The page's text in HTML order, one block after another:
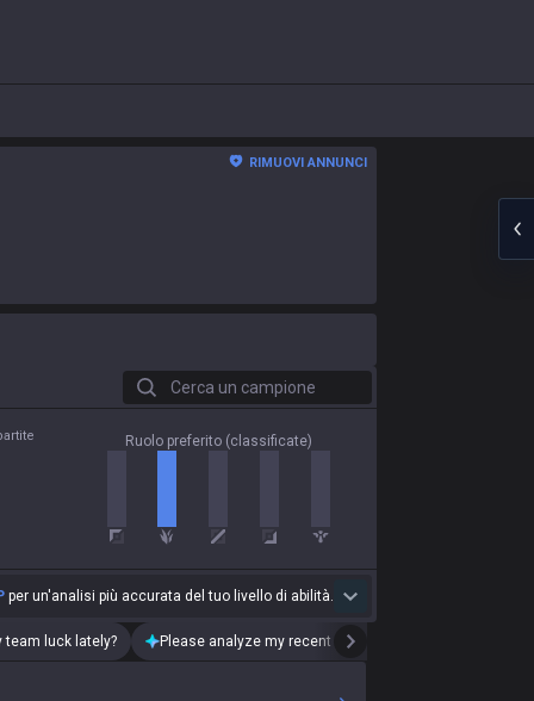
RIMUOVI ANNUNCI
Cerca un campione
Ruolo preferito (classificate)
per un'analisi più accurata del tuo livello di abilità.
team luck lately? Please analyze my recent playstyle.